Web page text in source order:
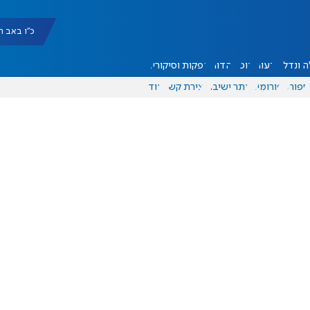
כ"ו באב
ונדל"ן דעות אוכל יהדות הפקות וסיקורים
ספורט פורומים אתר ישיבה יצירת קשר עוד